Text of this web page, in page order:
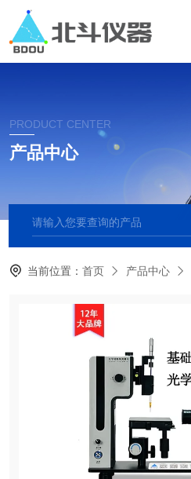
PRODUCT CENTER
产品中心
当前位置：首页 产品中心